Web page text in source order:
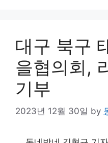
대구 북구
을협의회,
기부
2023년 12월 30일 by